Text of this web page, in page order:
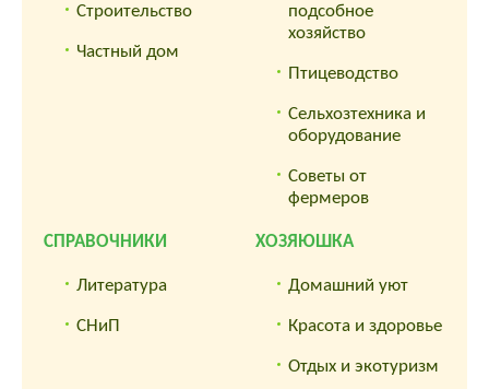
Строительство
Частный дом
подсобное
хозяйство
Птицеводство
Сельхозтехника и
оборудование
Советы от
фермеров
СПРАВОЧНИКИ
Литература
СНиП
ХОЗЯЮШКА
Домашний уют
Красота и здоровье
Отдых и экотуризм